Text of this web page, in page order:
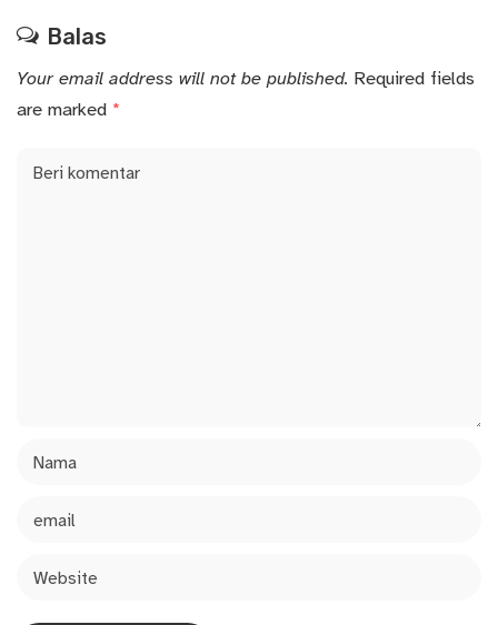
Balas
Your email address will not be published. Required fields
are marked *